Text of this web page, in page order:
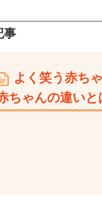
事
よく笑う赤ち
ちゃんの違いと